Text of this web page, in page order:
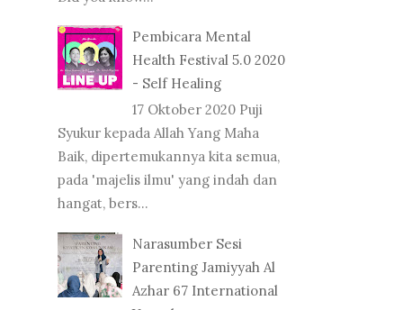
Pembicara Mental
Health Festival 5.0 2020
- Self Healing
17 Oktober 2020 Puji
Syukur kepada Allah Yang Maha
Baik, dipertemukannya kita semua,
pada 'majelis ilmu' yang indah dan
hangat, bers...
Narasumber Sesi
Parenting Jamiyyah Al
Azhar 67 International